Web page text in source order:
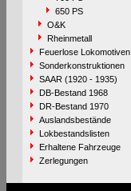
650 PS
O&K
Rheinmetall
Feuerlose Lokomotiven
Sonderkonstruktionen
SAAR (1920 - 1935)
DB-Bestand 1968
DR-Bestand 1970
Auslandsbestände
Lokbestandslisten
Erhaltene Fahrzeuge
Zerlegungen